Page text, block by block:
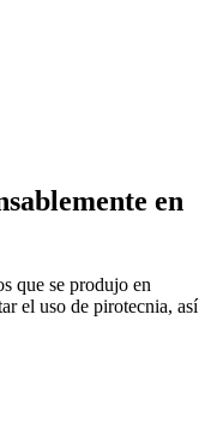
en
que se produjo en
el uso de pirotecnia, así